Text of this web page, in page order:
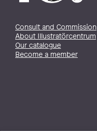
Consult and Commission
About Illustratörcentrum
Our catalogue
Become a member